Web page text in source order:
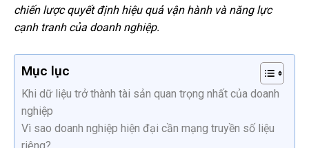
chiến lược quyết định hiệu quả vận hành và năng lực
cạnh tranh của doanh nghiệp.
Mục lục
Khi dữ liệu trở thành tài sản quan trọng nhất của doanh
nghiệp
Vì sao doanh nghiệp hiện đại cần mạng truyền số liệu